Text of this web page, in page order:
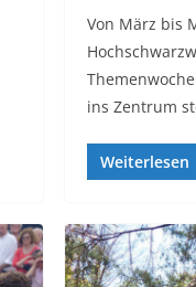
Von März bis
ins Zentrum
Weiterlesen